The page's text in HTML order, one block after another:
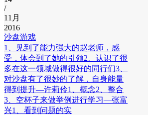
/
11月
2016
沙盘游戏
1、见到了能力强大的赵老师，感
受，体会到了她的引领2、认识了很
多在这一领域做得很好的同行们3、
对沙盘有了很妙的了解，自身能量
得到提升—许莉伶1、概念2、整合
3、空杯子来做举例进行学习—张富
兴1、看到问题的实